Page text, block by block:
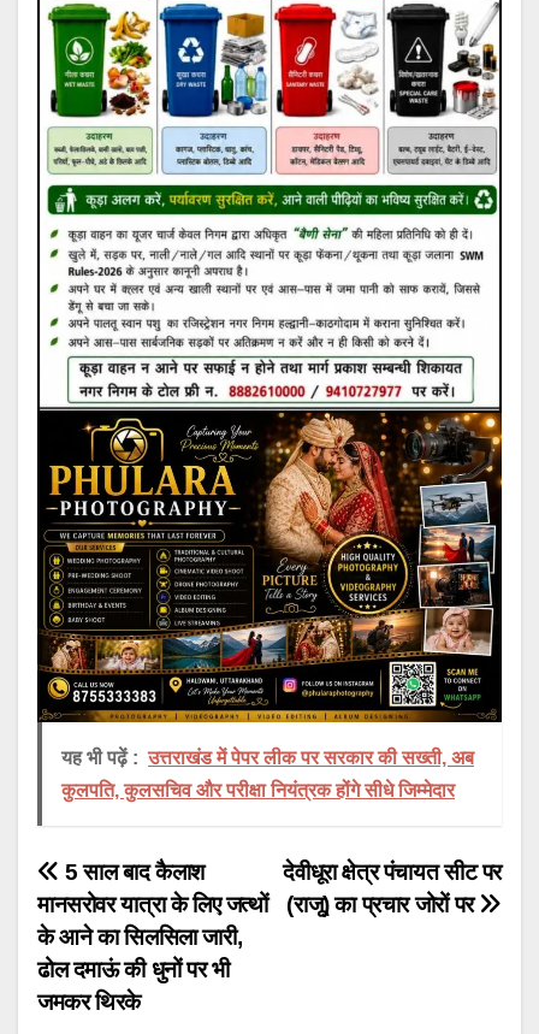
यह भी पढ़ें : उत्तराखंड में पेपर लीक पर सरकार की सख्ती, अब
कुलपति, कुलसचिव और परीक्षा नियंत्रक होंगे सीधे जिम्मेदार
Post
navigation
देवीधूरा क्षेत्र पंचायत सीट पर
(राजू) का प्रचार जोरों पर
5 साल बाद कैलाश
मानसरोवर यात्रा के लिए जत्थों
के आने का सिलसिला जारी,
ढोल दमाऊं की धुनों पर भी
जमकर थिरके